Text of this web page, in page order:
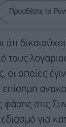
Προσθέστε το
τους
οι οποίες
στις
για